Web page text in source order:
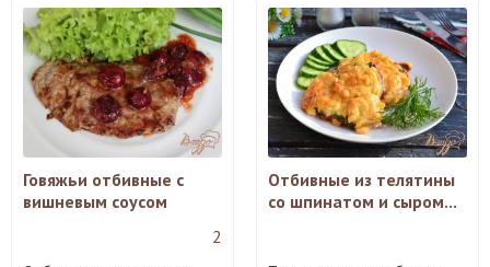
Говяжьи отбивные с
вишневым соусом
2
Отбивные из телятины
со шпинатом и сыром...